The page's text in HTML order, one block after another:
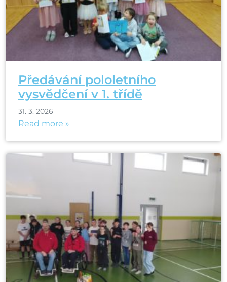
Předávání pololetního
vysvědčení v 1. třídě
31. 3. 2026
Read more »